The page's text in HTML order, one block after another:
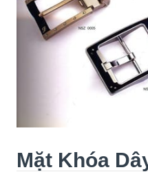
Mặt Khóa